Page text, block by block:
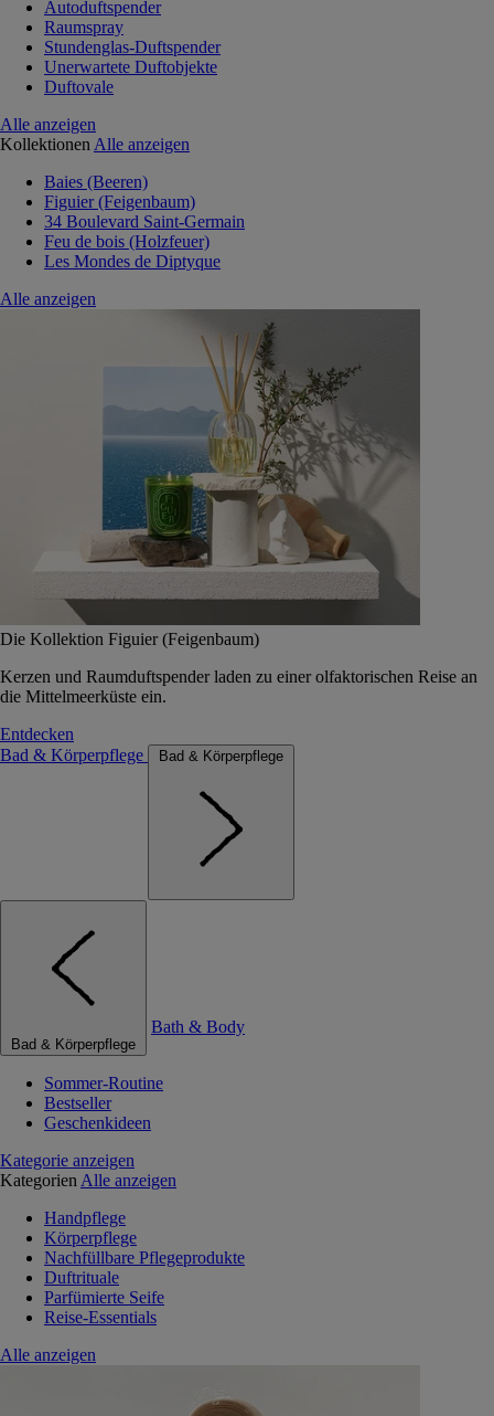
Autoduftspender
Raumspray
Stundenglas-Duftspender
Unerwartete Duftobjekte
Duftovale
Alle anzeigen
Kollektionen Alle anzeigen
Baies (Beeren)
Figuier (Feigenbaum)
34 Boulevard Saint-Germain
Feu de bois (Holzfeuer)
Les Mondes de Diptyque
Alle anzeigen
Die Kollektion Figuier (Feigenbaum)
Kerzen und Raumduftspender laden zu einer olfaktorischen Reise an
die Mittelmeerküste ein.
Entdecken
Bad & Körperpflege
Bad & Körperpflege
Bad & Körperpflege
Bath & Body
Sommer-Routine
Bestseller
Geschenkideen
Kategorie anzeigen
Kategorien Alle anzeigen
Handpflege
Körperpflege
Nachfüllbare Pflegeprodukte
Duftrituale
Parfümierte Seife
Reise-Essentials
Alle anzeigen